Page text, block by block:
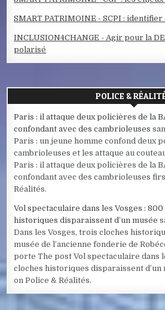
SMART PATRIMOINE - SCPI :
INCLUSION4CHANGE - Agir pour la
polarisé
POLICE &
Paris : il attaque deux policières de la
confondant avec des cambrioleuses
Paris : un jeune homme confond deux
cambrioleuses et les attaque au
Paris : il attaque deux policières de la
confondant avec des cambrioleuses
Réalités.
Vol spectaculaire dans les Vosges :
historiques disparaissent d’un musée
Dans les Vosges, trois cloches
musée de l’ancienne fonderie de
porte The post Vol spectaculaire dans
cloches historiques disparaissent
on Police & Réalités.